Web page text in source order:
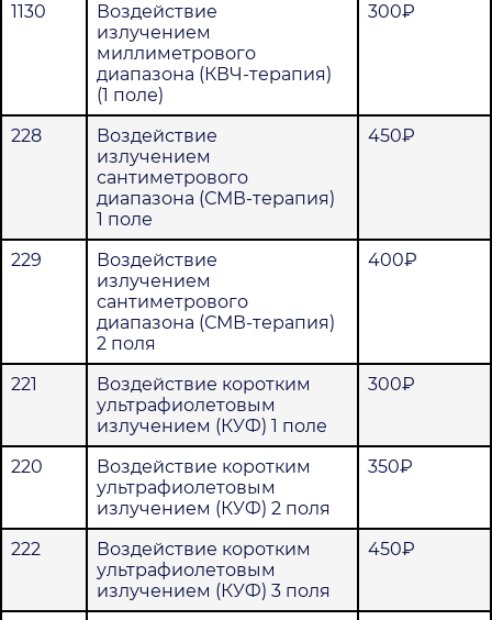
1130
Воздействие
излучением
миллиметрового
диапазона (КВЧ-терапия)
(1 поле)
300₽
228
Воздействие
излучением
сантиметрового
диапазона (СМВ-терапия)
1 поле
450₽
229
Воздействие
излучением
сантиметрового
диапазона (СМВ-терапия)
2 поля
400₽
221
Воздействие коротким
ультрафиолетовым
излучением (КУФ) 1 поле
300₽
220
Воздействие коротким
ультрафиолетовым
излучением (КУФ) 2 поля
350₽
222
Воздействие коротким
ультрафиолетовым
излучением (КУФ) 3 поля
450₽